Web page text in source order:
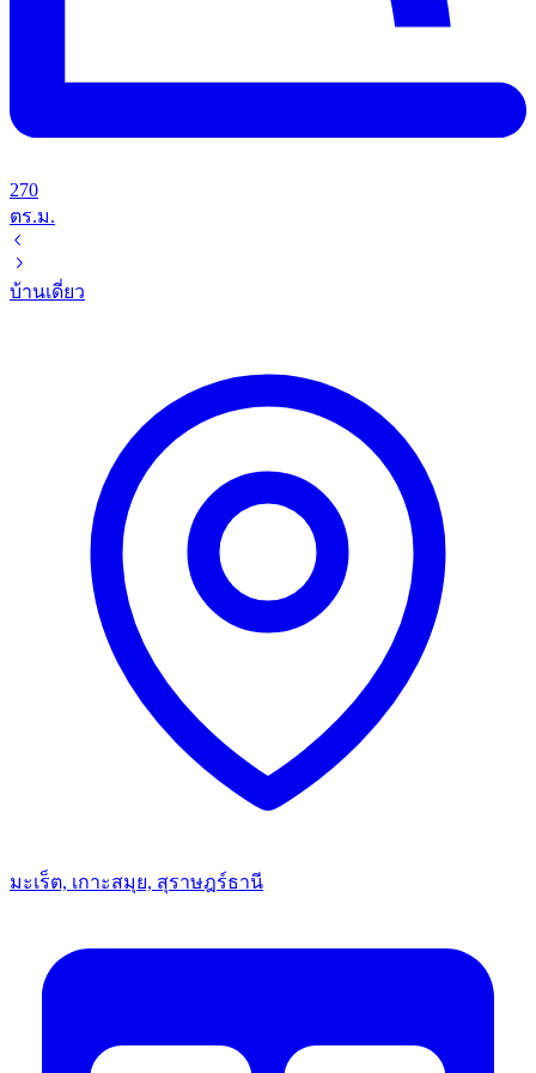
270
ตร.ม.
บ้านเดี่ยว
มะเร็ต, เกาะสมุย, สุราษฎร์ธานี